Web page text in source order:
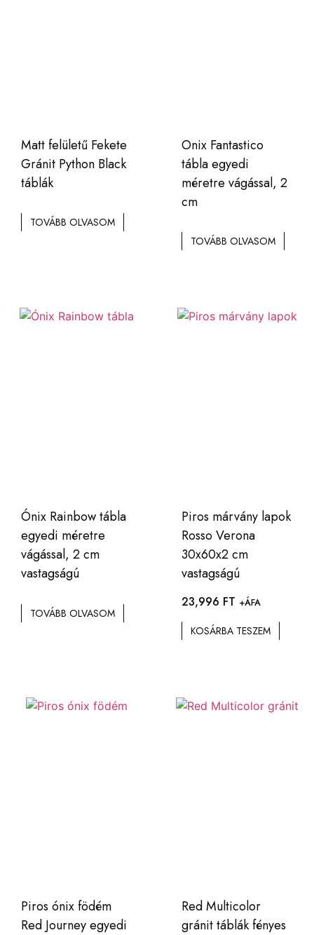
Matt felületű Fekete
Gránit Python Black
táblák
TOVÁBB OLVASOM
Onix Fantastico
tábla egyedi
méretre vágással, 2
cm
TOVÁBB OLVASOM
Ónix Rainbow tábla
egyedi méretre
vágással, 2 cm
vastagságú
TOVÁBB OLVASOM
Piros márvány lapok
Rosso Verona
30x60x2 cm
vastagságú
23,996 FT +ÁFA
KOSÁRBA TESZEM
Piros ónix födém
Red Journey egyedi
Red Multicolor
gránit táblák fényes